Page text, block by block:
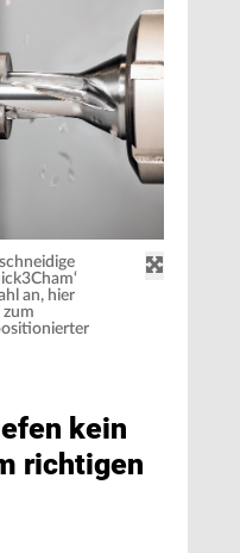
an, hier
zum
kein
richtigen